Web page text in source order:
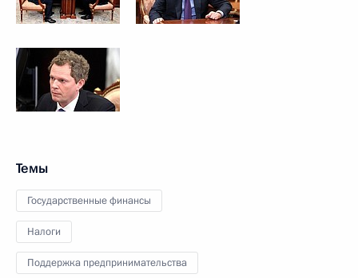
Темы
Государственные финансы
Налоги
Поддержка предпринимательства